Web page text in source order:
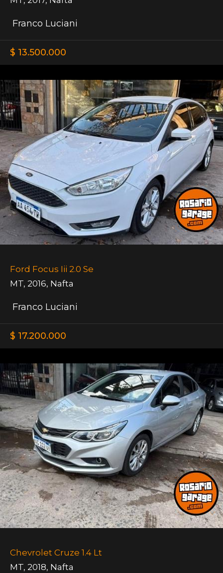
Franco Luciani
$ 13.500.000
Ford Focus Iii 2.0 Se
MT, 2016, Nafta
Franco Luciani
$ 17.200.000
Chevrolet Cruze 1.4 Lt
MT, 2018, Nafta